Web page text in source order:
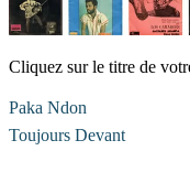
Cliquez sur le titre de
Paka Ndon
Toujours Devant